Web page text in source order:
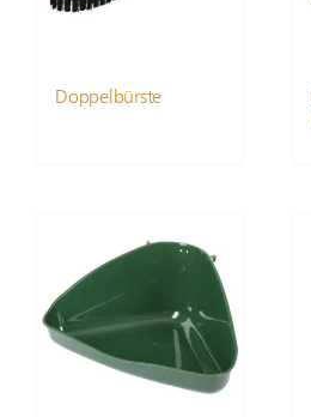
Doppelbürste